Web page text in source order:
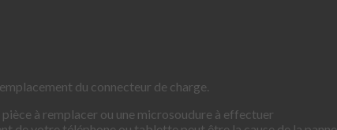
du connecteur de charge.
à remplacer ou une microsoudure à effectuer